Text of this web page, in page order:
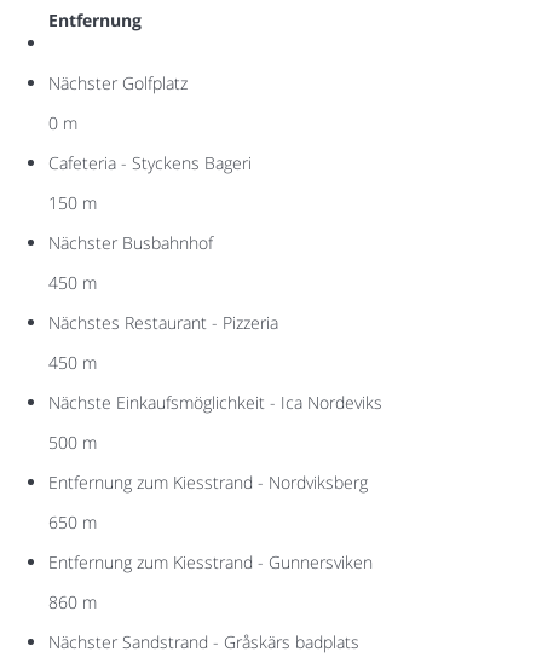
Entfernung
Nächster Golfplatz
0 m
Cafeteria - Styckens Bageri
150 m
Nächster Busbahnhof
450 m
Nächstes Restaurant - Pizzeria
450 m
Nächste Einkaufsmöglichkeit - Ica Nordeviks
500 m
Entfernung zum Kiesstrand - Nordviksberg
650 m
Entfernung zum Kiesstrand - Gunnersviken
860 m
Nächster Sandstrand - Gråskärs badplats